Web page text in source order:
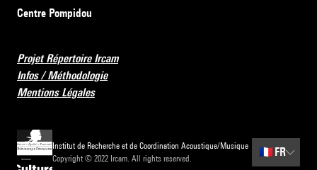
Centre Pompidou
Projet Répertoire Ircam
Infos / Méthodologie
Mentions Légales
Institut de Recherche et de Coordination Acoustique/Musique
Copyright © 2022 Ircam. All rights reserved.
🇫🇷 FR